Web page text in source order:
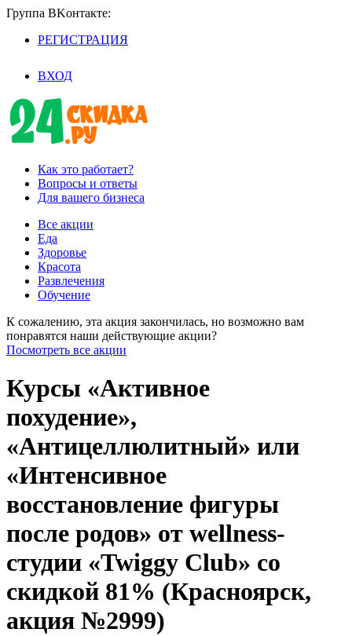
Группа BKoнтaктe:
РЕГИСТРАЦИЯ
ВХОД
Как это работает?
Вопросы и ответы
Для вашего бизнеса
Все акции
Еда
Здоровье
Красота
Развлечения
Обучение
К сожалению, эта акция закончилась, но возможно вам
понравятся наши действующие акции?
Посмотреть все акции
Курсы «Активное
похудение»,
«Антицеллюлитный» или
«Интенсивное
восстановление фигуры
после родов» от wellness-
студии «Twiggy Club» со
скидкой 81% (Красноярск,
акция №2999)